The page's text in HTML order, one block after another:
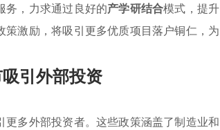
务，力求通过良好的产学研结合模式，提升
激励，将吸引更多优质项目落户铜仁，为
引外部投资
多外部投资者。这些政策涵盖了制造业和